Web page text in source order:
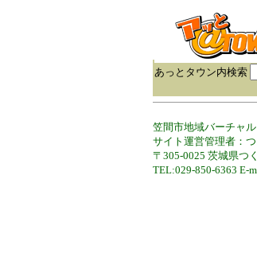
あっとタウン内検索
笠間市地域バーチャ
サイト運営管理者：
〒305-0025 茨城県つ
TEL:029-850-6363 E-